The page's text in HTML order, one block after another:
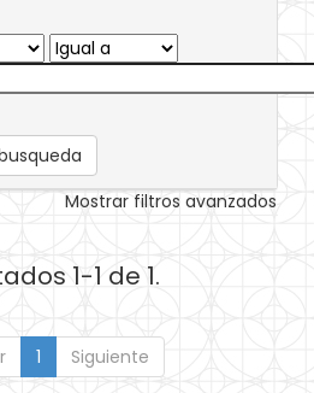
Mostrar filtros avanzados
1-1 de 1.
1 Siguiente